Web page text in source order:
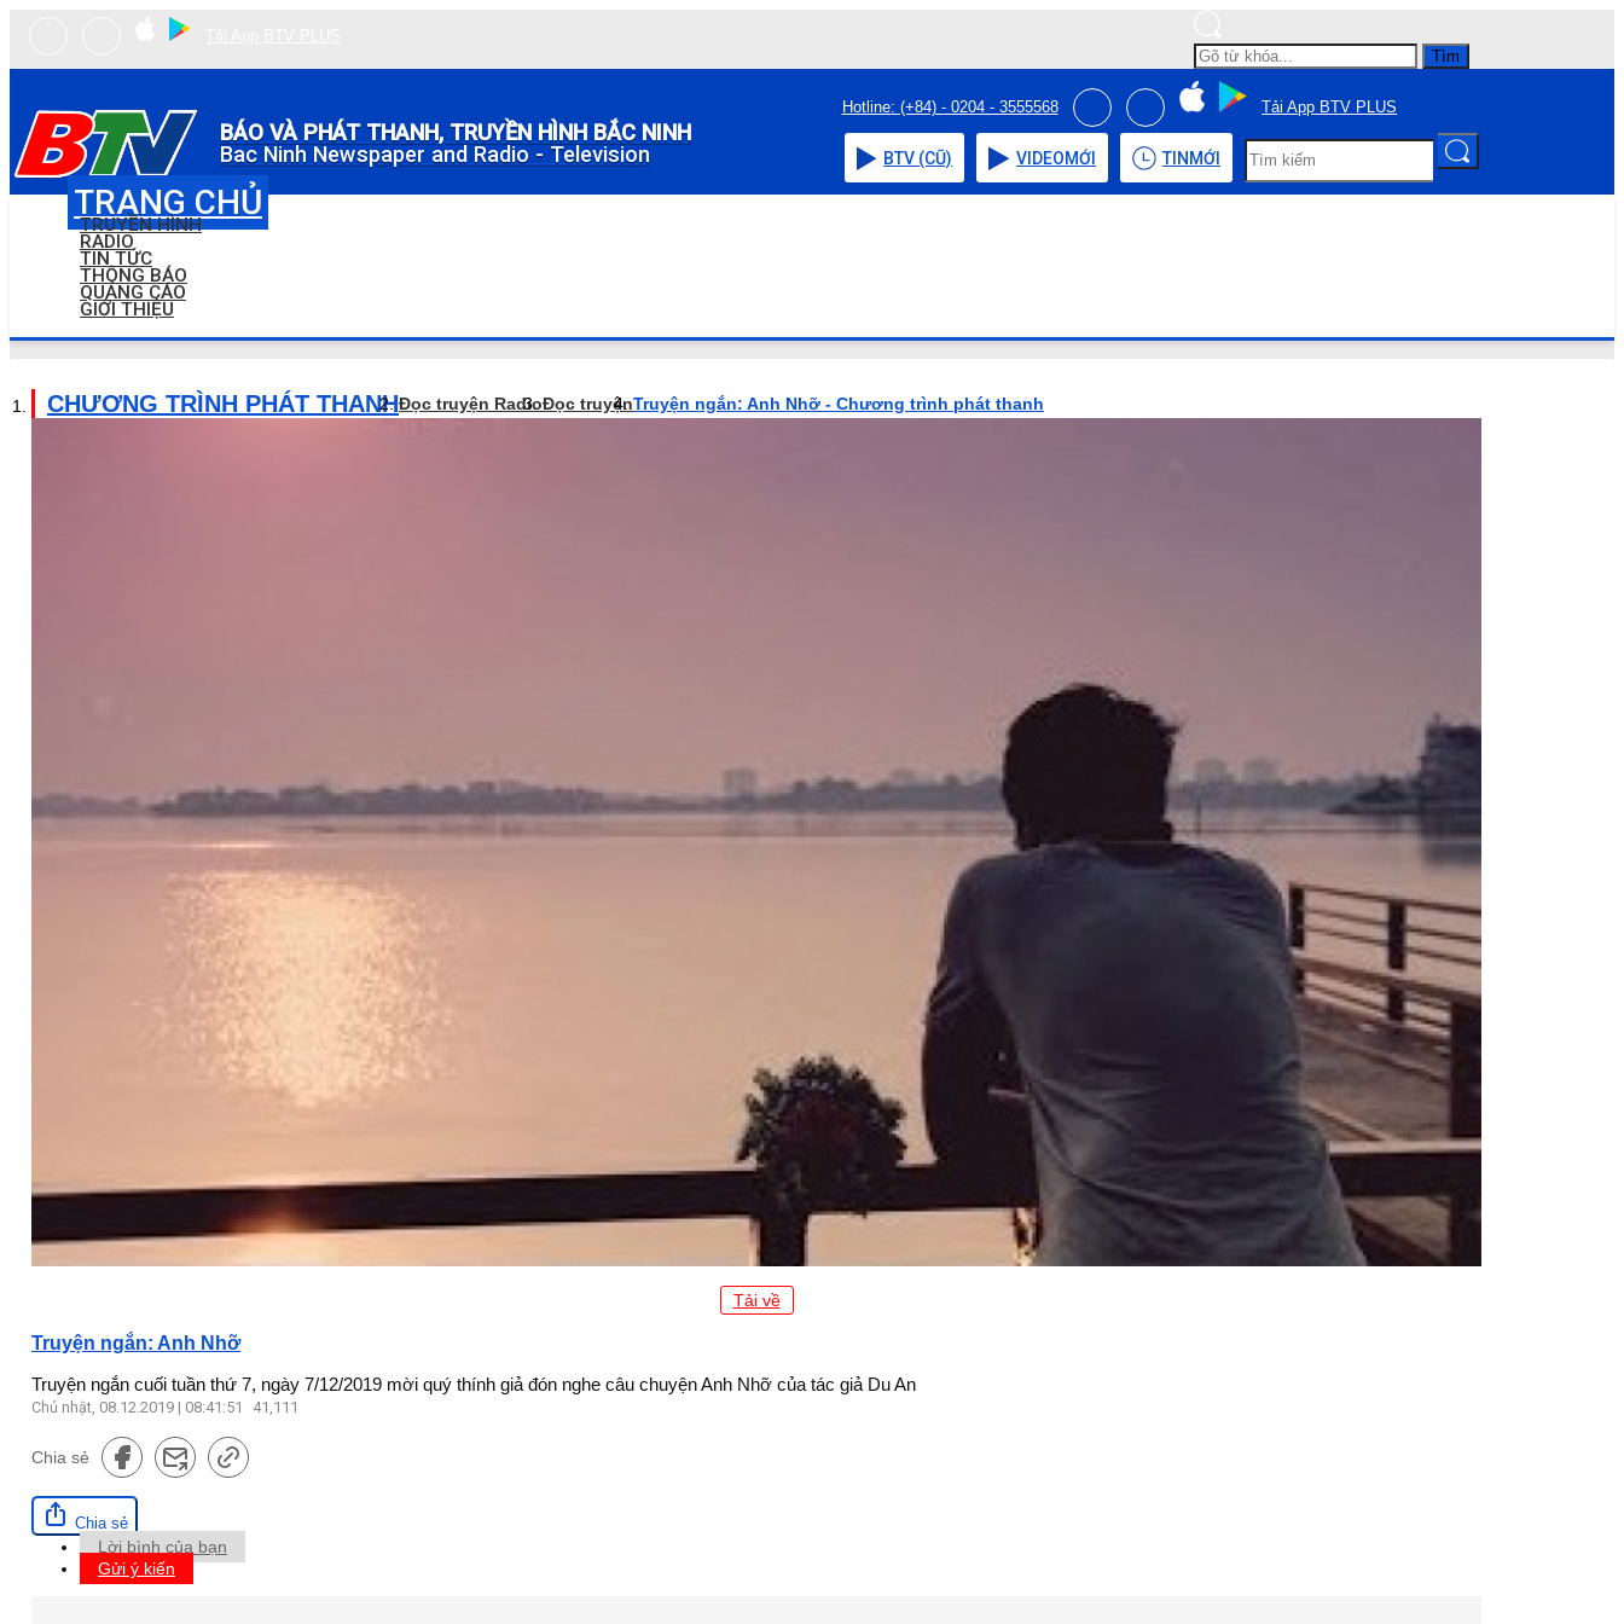
Tìm
BÁO VÀ PHÁT THANH, TRUYỀN HÌNH BẮC NINH
Bac Ninh Newspaper and Radio - Television
Hotline: (+84) - 0204 - 3555568 Tải App BTV PLUS
BTV (CŨ) VIDEOMỚI TIN MỚI
TRANG CHỦ
TRUYỀN HÌNH
RADIO
TIN TỨC
THÔNG BÁO
QUẢNG CÁO
GIỚI THIỆU
CHƯƠNG TRÌNH PHÁT THANHĐọc truyện RadioĐọc truyệnTruyện ngắn: Anh Nhỡ - Chương trình phát thanh
Tải về
Truyện ngắn: Anh Nhỡ
Truyện ngắn cuối tuần thứ 7, ngày 7/12/2019 mời quý thính giả đón nghe câu chuyện Anh Nhỡ của tác giả Du An
Chủ nhật, 08.12.2019 | 08:41:51 41,111
Chia sẻ
Chia sẻ
Lời bình của bạn
Gửi ý kiến